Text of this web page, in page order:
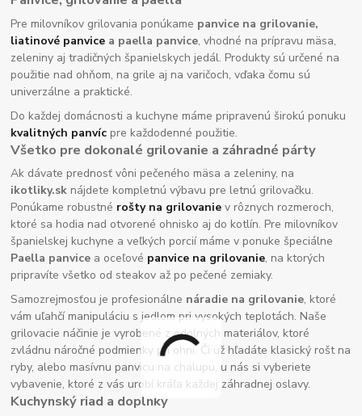
Pre milovníkov grilovania ponúkame panvice na grilovanie,
liatinové panvice a paella panvice, vhodné na prípravu mäsa,
zeleniny aj tradičných španielskych jedál. Produkty sú určené na
použitie nad ohňom, na grile aj na varičoch, vďaka čomu sú
univerzálne a praktické.
Do každej domácnosti a kuchyne máme pripravenú širokú ponuku
kvalitných panvíc pre každodenné použitie.
Všetko pre dokonalé grilovanie a záhradné párty
Ak dávate prednosť vôni pečeného mäsa a zeleniny, na
ikotliky.sk nájdete kompletnú výbavu pre letnú grilovačku.
Ponúkame robustné rošty na grilovanie v rôznych rozmeroch,
ktoré sa hodia nad otvorené ohnisko aj do kotlín. Pre milovníkov
španielskej kuchyne a veľkých porcií máme v ponuke špeciálne
Paella panvice a oceľové panvice na grilovanie, na ktorých
pripravíte všetko od steakov až po pečené zemiaky.
Samozrejmosťou je profesionálne náradie na grilovanie, ktoré
vám uľahčí manipuláciu s jedlom pri vysokých teplotách. Naše
grilovacie náčinie je vyrobené z odolných materiálov, ktoré
zvládnu náročné podmienky pri ohni. Či už hľadáte klasický rošt na
ryby, alebo masívnu panvicu na chalupu, u nás si vyberiete
vybavenie, ktoré z vás urobí kráľa každej záhradnej oslavy.
Kuchynský riad a doplnky